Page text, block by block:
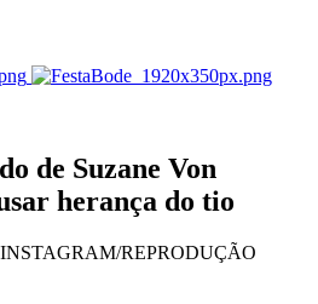
de Suzane Von
herança do tio